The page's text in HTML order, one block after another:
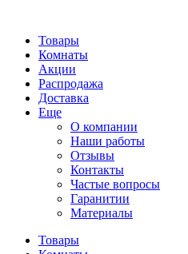
Товары
Комнаты
Акции
Распродажа
Доставка
Еще
О компании
Наши работы
Отзывы
Контакты
Частые вопросы
Гаранитии
Материалы
Товары